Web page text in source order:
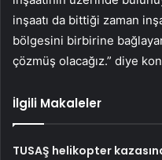
inşaatı da bittiği zaman
bölgesini birbirine
çözmüş olacağız.” diye
İlgili Makaleler
TUSAŞ helikopter